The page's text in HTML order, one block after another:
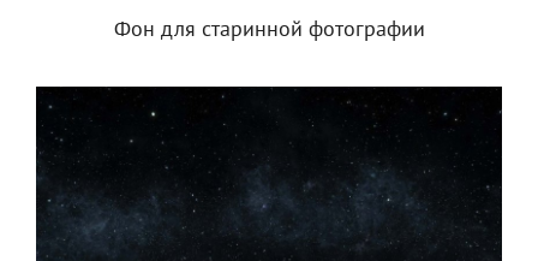
Фон для старинной фотографии